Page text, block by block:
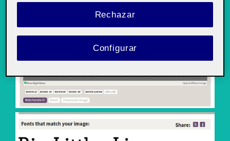
Rechazar
Configurar